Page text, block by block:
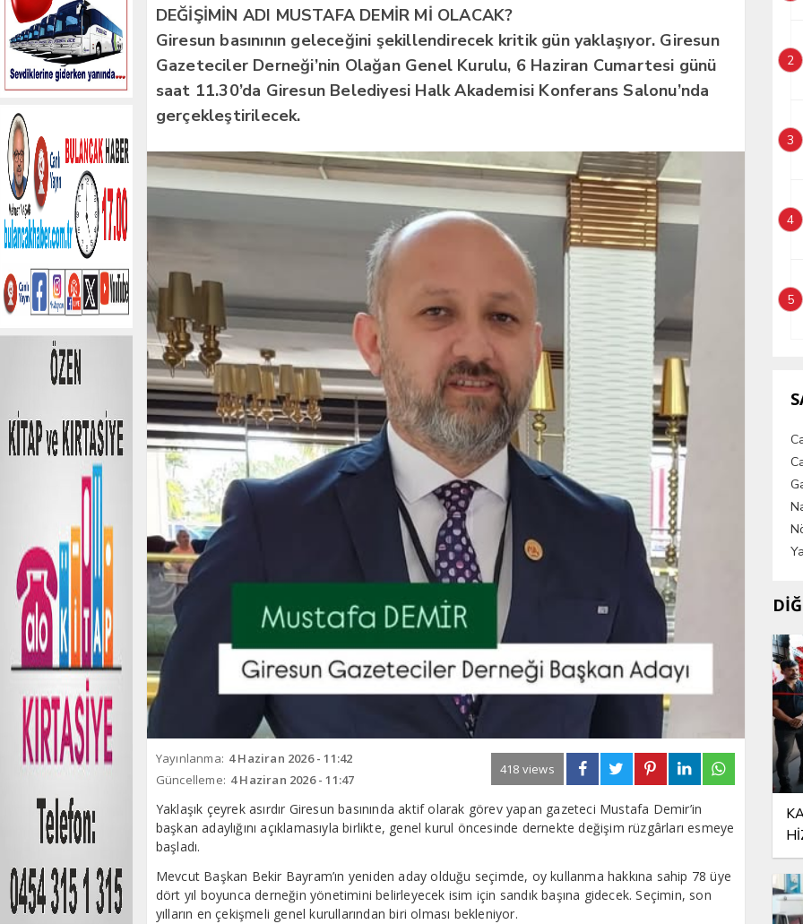
DEĞİŞİMİN ADI MUSTAFA DEMİR Mİ OLACAK?
Giresun basınının geleceğini şekillendirecek kritik gün yaklaşıyor. Giresun
Gazeteciler Derneği’nin Olağan Genel Kurulu, 6 Haziran Cumartesi günü
saat 11.30’da Giresun Belediyesi Halk Akademisi Konferans Salonu’nda
gerçekleştirilecek.
Yayınlanma: 4 Haziran 2026 - 11:42
Güncelleme: 4 Haziran 2026 - 11:47
418 views
Yaklaşık çeyrek asırdır Giresun basınında aktif olarak görev yapan gazeteci Mustafa Demir’in
başkan adaylığını açıklamasıyla birlikte, genel kurul öncesinde dernekte değişim rüzgârları esmeye
başladı.
Mevcut Başkan Bekir Bayram’ın yeniden aday olduğu seçimde, oy kullanma hakkına sahip 78 üye
dört yıl boyunca derneğin yönetimini belirleyecek isim için sandık başına gidecek. Seçimin, son
yılların en çekişmeli genel kurullarından biri olması bekleniyor.
2
3
4
5